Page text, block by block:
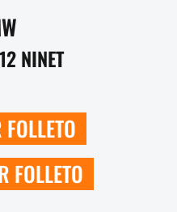
NINET
FOLLETO